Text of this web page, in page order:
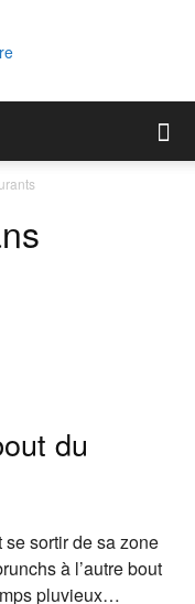
du
sortir de sa zone
à l’autre bout
pluvieux…